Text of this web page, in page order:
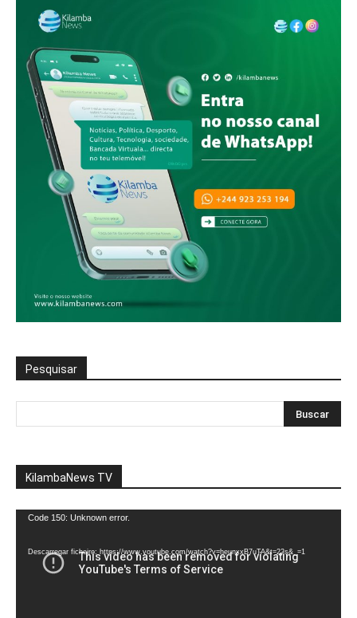
Pesquisar
KilambaNews TV
Reprodutor
vídeo
Code 150: Unknown error.
Descarregar ficheiro: https://www.youtube.com/watch?v=heunxxB7uTA&t=22s&_=1